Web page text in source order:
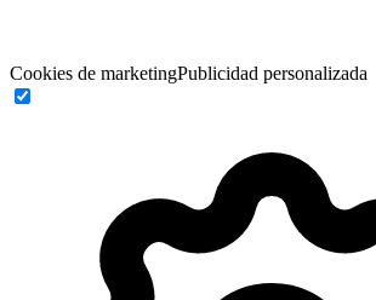
Cookies de marketingPublicidad personalizada